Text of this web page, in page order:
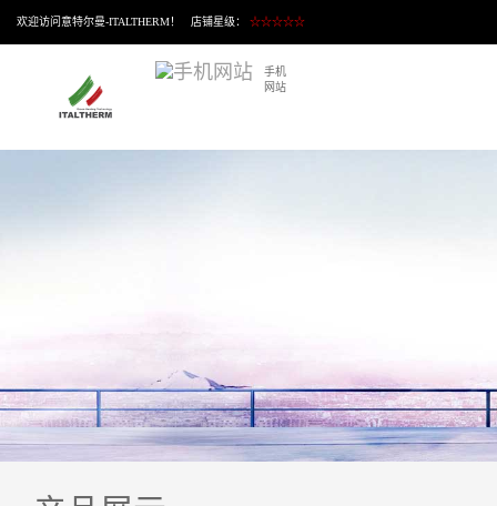
欢迎访问意特尔曼-ITALTHERM！ 店铺星级： ☆☆☆☆☆
手机
网站